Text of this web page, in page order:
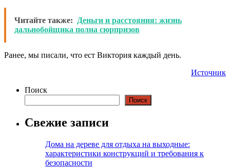
Читайте также:
Деньги и расстояния: жизнь
дальнобойщика полна сюрпризов
Ранее, мы писали, что ест Виктория каждый день.
Источник
Поиск
Поиск
Свежие записи
Дома на дереве для отдыха на выходные:
характеристики конструкций и требования к
безопасности